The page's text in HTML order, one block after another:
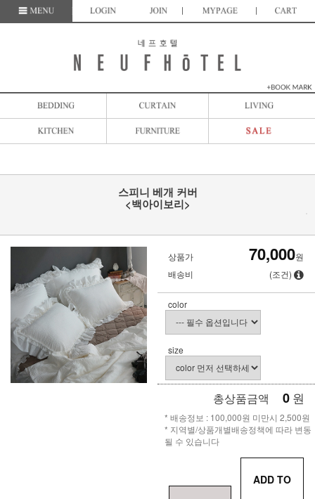
스피니 베개 커버
<백아이보리>
상품가 70,000원
배송비
(조건)
color
size
총상품금액 0 원
* 배송정보 : 100,000원 미만시 2,500원
* 지역별/상품개별배송정책에 따라 변동
될 수 있습니다
ADD TO